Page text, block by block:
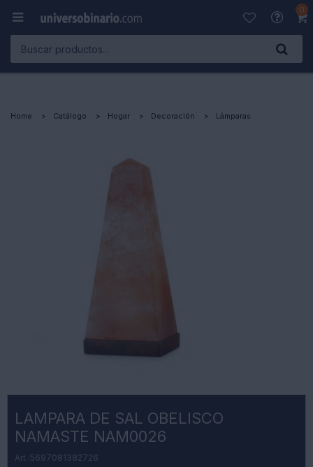
0

Home Catálogo Hogar Decoración Lámparas
LAMPARA DE SAL OBELISCO
NAMASTE NAM0026
5697081382726